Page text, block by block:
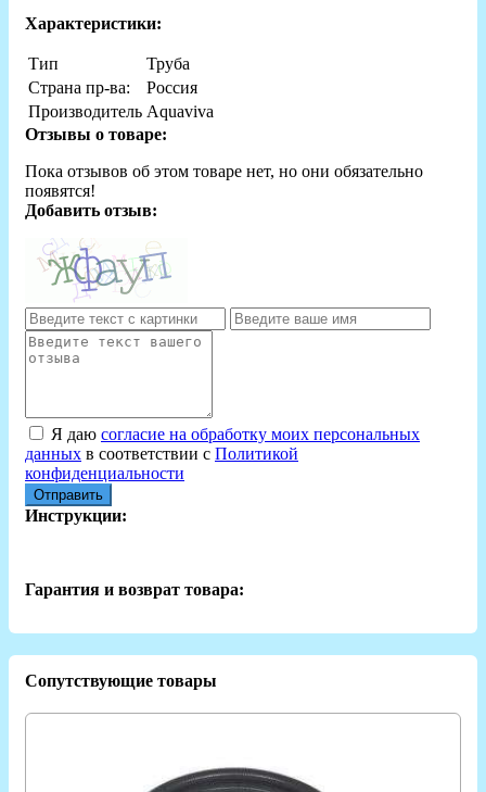
Характеристики:
Тип
Труба
Страна пр-ва:
Россия
Производитель Aquaviva
Отзывы о товаре:
Пока отзывов об этом товаре нет, но они обязательно
появятся!
Добавить отзыв:
Я даю согласие на обработку моих персональных
данных в соответствии с Политикой
конфиденциальности
Отправить
Инструкции:
Гарантия и возврат товара:
Сопутствующие товары